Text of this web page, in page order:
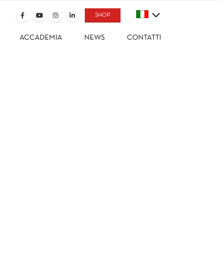
ACCADEMIA NEWS CONTATTI
SHOP